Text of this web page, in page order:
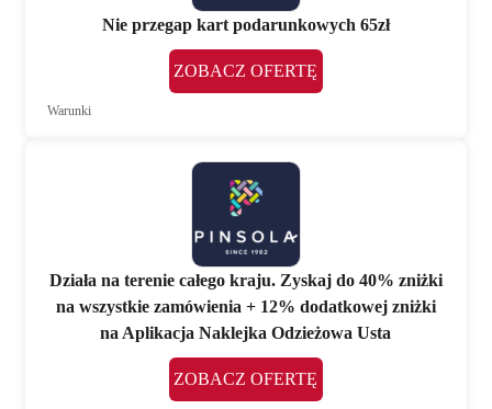
Nie przegap kart podarunkowych 65zł
ZOBACZ OFERTĘ
Warunki
Działa na terenie całego kraju. Zyskaj do 40% zniżki
na wszystkie zamówienia + 12% dodatkowej zniżki
na Aplikacja Naklejka Odzieżowa Usta
ZOBACZ OFERTĘ